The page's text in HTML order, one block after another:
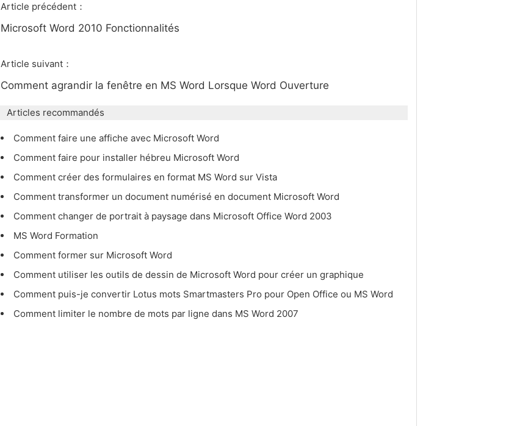
Article précédent：
Microsoft Word 2010 Fonctionnalités
Article suivant：
Comment agrandir la fenêtre en MS Word Lorsque Word Ouverture
Articles recommandés
Comment faire une affiche avec Microsoft Word
Comment faire pour installer hébreu Microsoft Word
Comment créer des formulaires en format MS Word sur Vista
Comment transformer un document numérisé en document Microsoft Word
Comment changer de portrait à paysage dans Microsoft Office Word 2003
MS Word Formation
Comment former sur Microsoft Word
Comment utiliser les outils de dessin de Microsoft Word pour créer un graphique
Comment puis-je convertir Lotus mots Smartmasters Pro pour Open Office ou MS Word
Comment limiter le nombre de mots par ligne dans MS Word 2007